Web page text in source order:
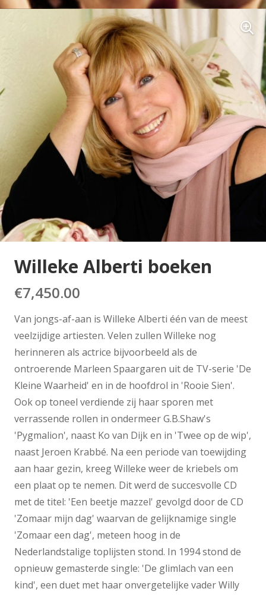
Willeke Alberti boeken
€7,450.00
Van jongs-af-aan is Willeke Alberti één van de meest
veelzijdige artiesten. Velen zullen Willeke nog
herinneren als actrice bijvoorbeeld als de
ontroerende Marleen Spaargaren uit de TV-serie 'De
Kleine Waarheid' en in de hoofdrol in 'Rooie Sien'.
Ook op toneel verdiende zij haar sporen met
verrassende rollen in ondermeer G.B.Shaw's
'Pygmalion', naast Ko van Dijk en in 'Twee op de wip',
naast Jeroen Krabbé. Na een periode van toewijding
aan haar gezin, kreeg Willeke weer de kriebels om
een plaat op te nemen. Dit werd de succesvolle CD
met de titel: 'Een beetje mazzel' gevolgd door de CD
'Zomaar mijn dag' waarvan de gelijknamige single
'Zomaar een dag', meteen hoog in de
Nederlandstalige toplijsten stond. In 1994 stond de
opnieuw gemasterde single: 'De glimlach van een
kind', een duet met haar onvergetelijke vader Willy